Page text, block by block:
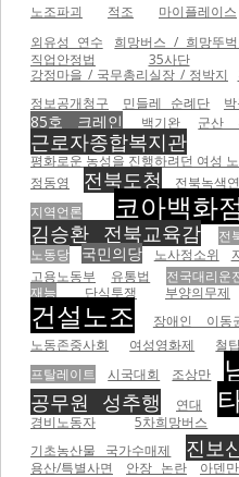
노조파괴
적조 마이플레이스
외유성 연수 희망버스 / 희망뚜벅
직업안정법 35사단
강정마을 / 국무총리실장 / 정박지
정보공개청구
민들레 순례단
85호 크레인 백기완 군산
근로자종합복지관
평화로운 농성을 진행하려던 여성
정동영
전북도청 전북녹색
지역언론
코아백화
김승환 전북교육감 전
노동당
국민의당 노사정소위
고용노동부
유통법 전국대리운
재능 단식투쟁 부양의무제
건설노조 장애인 이동
노동존중사회
여성영화제 철
프탈레이트
시국대회 조상만
공무원 성추행 연대
경비노동자
5차희망버스
기초농산물 국가수매제
진보
용산/특별사면
안장 논란 아덴만